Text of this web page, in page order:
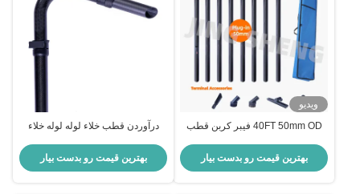
ویدیو
40FT 50mm OD فیبر کربن قطب
️ سیستم قفل قوی، طیف گسترده ای
از لوازم جانبی، پایدار، OEM
بهترین قیمت رو بدست بیار
درآوردن قطب خلاء لوله لوله خلاء
و بقایای برگ OEM
بهترین قیمت رو بدست بیار